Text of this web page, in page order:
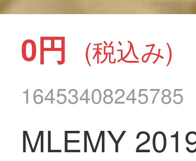
0円 (税込み)
16453408245785
MLEMY